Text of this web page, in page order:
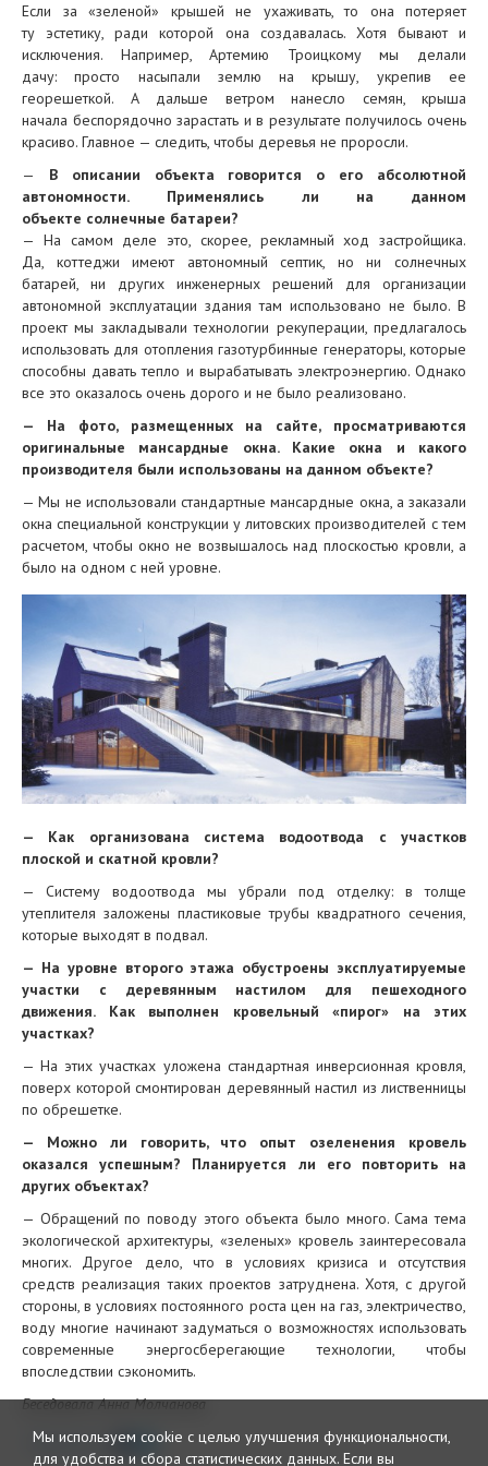
Если за «зеленой» крышей не ухаживать, то она потеряет
ту эстетику, ради которой она создавалась. Хотя бывают и
исключения. Например, Артемию Троицкому мы делали
дачу: просто насыпали землю на крышу, укрепив ее
георешеткой. А дальше ветром нанесло семян, крыша
начала беспорядочно зарастать и в результате получилось очень
красиво. Главное — следить, чтобы деревья не проросли.
—
В описании объекта говорится о его абсолютной
автономности. Применялись ли на данном
объекте солнечные батареи?
— На самом деле это, скорее, рекламный ход застройщика.
Да, коттеджи имеют автономный септик, но ни солнечных
батарей, ни других инженерных решений для организации
автономной эксплуатации здания там использовано не было. В
проект мы закладывали технологии рекуперации, предлагалось
использовать для отопления газотурбинные генераторы, которые
способны давать тепло и вырабатывать электроэнергию. Однако
все это оказалось очень дорого и не было реализовано.
— На фото, размещенных на сайте, просматриваются
оригинальные мансардные окна. Какие окна и какого
производителя были использованы на данном объекте?
— Мы не использовали стандартные мансардные окна, а заказали
окна специальной конструкции у литовских производителей с тем
расчетом, чтобы окно не возвышалось над плоскостью кровли, а
было на одном с ней уровне.
— Как организована система водоотвода с участков
плоской и скатной кровли?
— Систему водоотвода мы убрали под отделку: в толще
утеплителя заложены пластиковые трубы квадратного сечения,
которые выходят в подвал.
— На уровне второго этажа обустроены эксплуатируемые
участки с деревянным настилом для пешеходного
движения. Как выполнен кровельный «пирог» на этих
участках?
— На этих участках уложена стандартная инверсионная кровля,
поверх которой смонтирован деревянный настил из лиственницы
по обрешетке.
— Можно ли говорить, что опыт озеленения кровель
оказался успешным? Планируется ли его повторить на
других объектах?
— Обращений по поводу этого объекта было много. Сама тема
экологической архитектуры, «зеленых» кровель заинтересовала
многих. Другое дело, что в условиях кризиса и отсутствия
средств реализация таких проектов затруднена. Хотя, с другой
стороны, в условиях постоянного роста цен на газ, электричество,
воду многие начинают задуматься о возможностях использовать
современные энергосберегающие технологии, чтобы
впоследствии сэкономить.
Беседовала Анна Молчанова
Поделиться
Мы используем cookie с целью улучшения функциональности,
для удобства и сбора статистических данных. Если вы